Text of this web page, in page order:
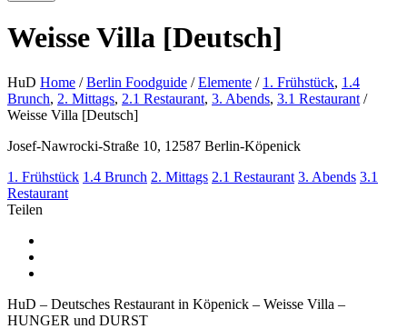
Weisse Villa [Deutsch]
HuD Home / Berlin Foodguide / Elemente / 1. Frühstück, 1.4
Brunch, 2. Mittags, 2.1 Restaurant, 3. Abends, 3.1 Restaurant /
Weisse Villa [Deutsch]
Josef-Nawrocki-Straße 10, 12587 Berlin-Köpenick
1. Frühstück 1.4 Brunch 2. Mittags 2.1 Restaurant 3. Abends 3.1
Restaurant
Teilen
HuD – Deutsches Restaurant in Köpenick – Weisse Villa –
HUNGER und DURST